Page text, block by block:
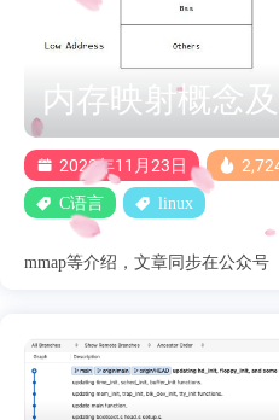
内存映射概念
2023年11月23日
C语言 linux
mmap等介绍，文章同步在公众号